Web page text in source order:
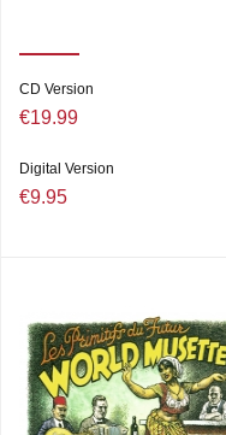
CD Version
€19.99
Digital Version
€9.95